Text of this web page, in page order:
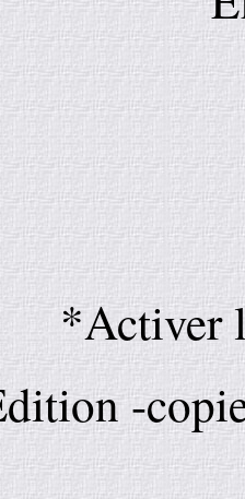
*Activer
-